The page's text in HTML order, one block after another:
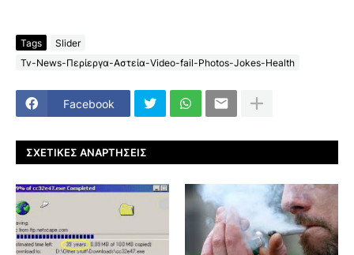
Tags
Slider
Tv-News-Περίεργα-Αστεία-Video-fail-Photos-Jokes-Health
Facebook
ΣΧΕΤΙΚΈΣ ΑΝΑΡΤΉΣΕΙΣ